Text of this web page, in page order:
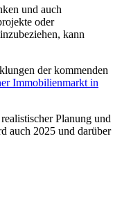
und auch
oder
kann
der kommenden
Immobilienmarkt in
Planung und
auch 2025 und darüber